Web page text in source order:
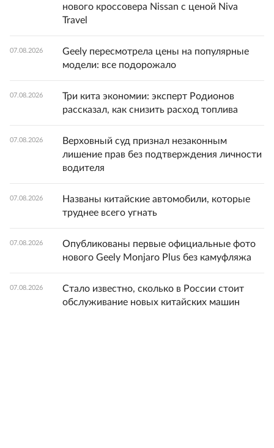
нового кроссовера Nissan с ценой Niva
Travel
07.08.2026
Geely пересмотрела цены на популярные
модели: все подорожало
07.08.2026
Три кита экономии: эксперт Родионов
рассказал, как снизить расход топлива
07.08.2026
Верховный суд признал незаконным
лишение прав без подтверждения личности
водителя
07.08.2026
Названы китайские автомобили, которые
труднее всего угнать
07.08.2026
Опубликованы первые официальные фото
нового Geely Monjaro Plus без камуфляжа
07.08.2026
Стало известно, сколько в России стоит
обслуживание новых китайских машин